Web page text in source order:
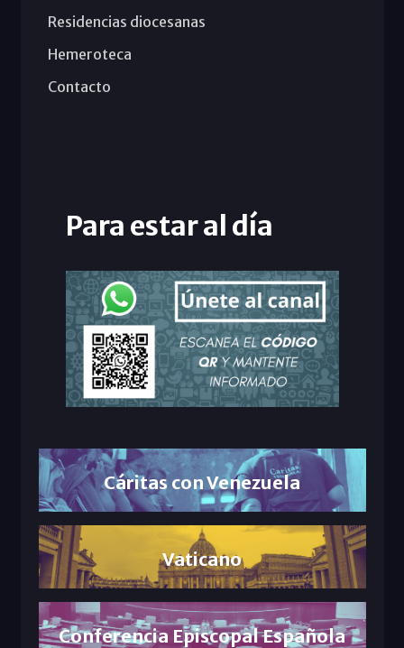
Residencias diocesanas
Hemeroteca
Contacto
Para estar al día
Cáritas con Venezuela
Vaticano
Conferencia Episcopal Española